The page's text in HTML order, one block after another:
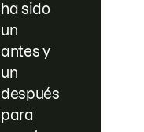
ha sido
un
antes y
un
después
para